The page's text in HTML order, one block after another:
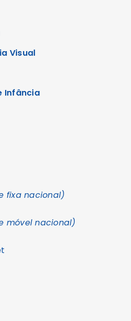
Visual
Infância
fixa nacional)
móvel nacional)